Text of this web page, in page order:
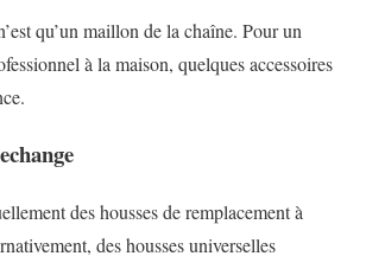
qu’un maillon de la chaîne. Pour un
à la maison, quelques accessoires
des housses de remplacement à
des housses universelles